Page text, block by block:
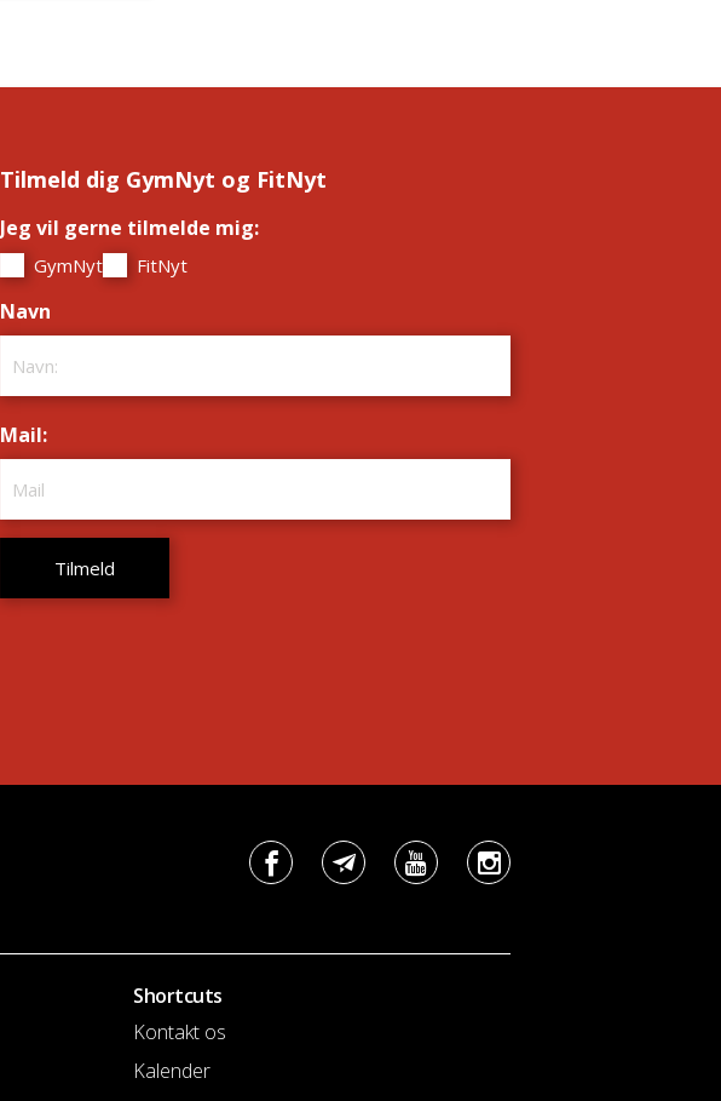
Tilmeld dig GymNyt og FitNyt
Jeg vil gerne tilmelde mig:
GymNyt FitNyt
Navn
Mail:
Shortcuts
Kontakt os
Kalender